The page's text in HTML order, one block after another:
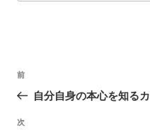
稿
ビ
ー
過
の
稿
前
自分自身の本心を知る
次
次